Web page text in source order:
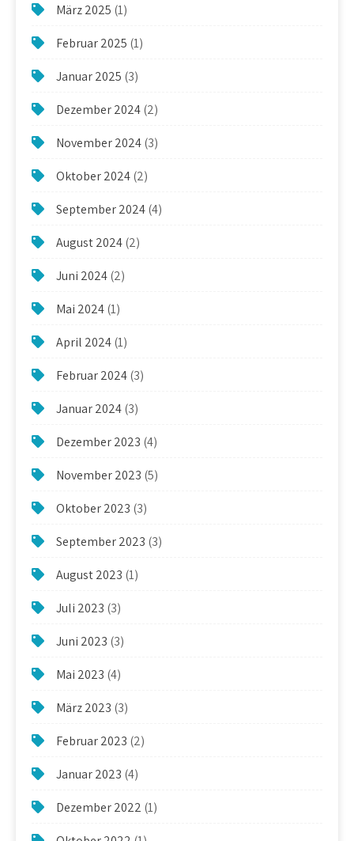
März 2025 (1)
Februar 2025 (1)
Januar 2025 (3)
Dezember 2024(2)
November 2024(3)
Oktober 2024(2)
September 2024(4)
August 2024(2)
Juni 2024(2)
Mai 2024(1)
April 2024(1)
Februar 2024(3)
Januar 2024(3)
Dezember 2023 (4)
November 2023 (5)
Oktober 2023 (3)
September 2023 (3)
August 2023 (1)
Juli 2023 (3)
Juni 2023 (3)
Mai 2023 (4)
März 2023 (3)
Februar 2023 (2)
Januar 2023 (4)
Dezember 2022 (1)